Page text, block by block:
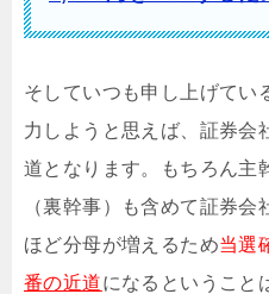
そしていつも申し上げてい
力しようと思えば、証券会
道となります。もちろん主
（裏幹事）も含めて証券
ほど分母が増えるため当選
番の近道になるということ